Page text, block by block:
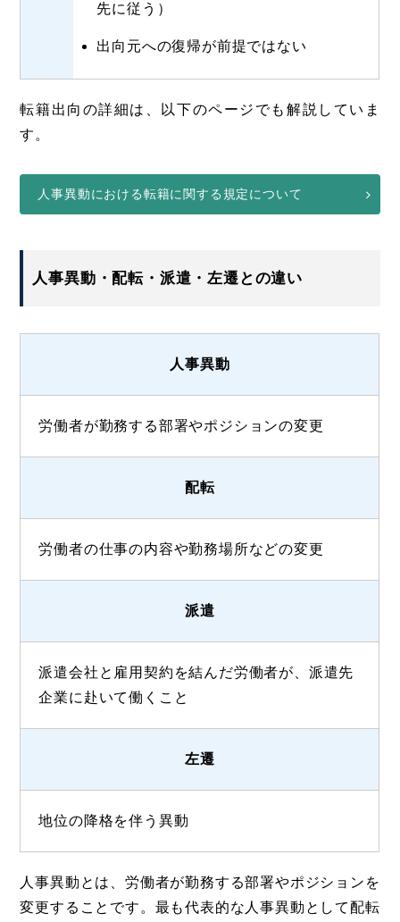
先に従う）
出向元への復帰が前提ではない
転籍出向の詳細は、以下のページでも解説していま
す。
人事異動における転籍に関する規定について
人事異動・配転・派遣・左遷との違い
人事異動
労働者が勤務する部署やポジションの変更
配転
労働者の仕事の内容や勤務場所などの変更
派遣
派遣会社と雇用契約を結んだ労働者が、派遣先
企業に赴いて働くこと
左遷
地位の降格を伴う異動
人事異動とは、労働者が勤務する部署やポジションを
変更することです。最も代表的な人事異動として配転